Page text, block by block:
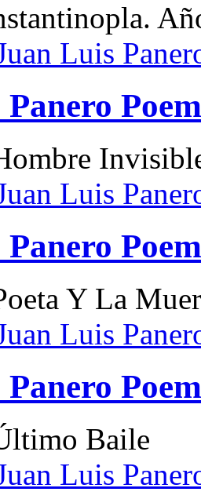
Luis
Luis
Y La
Luis
Baile
Luis